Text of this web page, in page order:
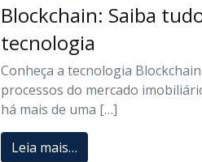
Blockchain: Saiba
tecnologia
Conheça a tecnologia
processos do mercado
há mais de uma […]
Leia mais…